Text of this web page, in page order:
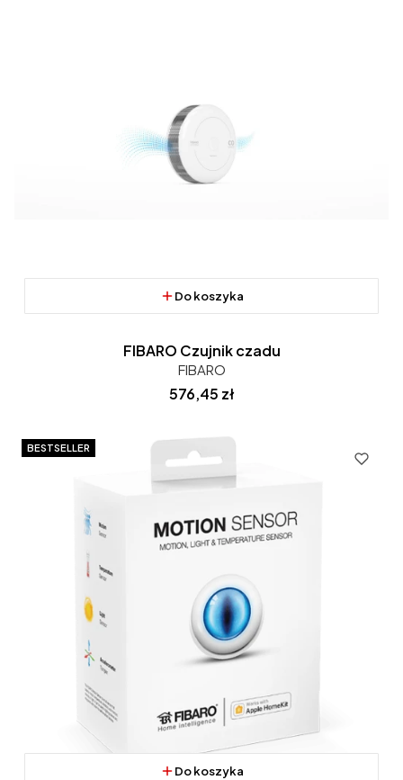
Do koszyka
FIBARO Czujnik czadu
FIBARO
Cena
576,45 zł
BESTSELLER
Do koszyka